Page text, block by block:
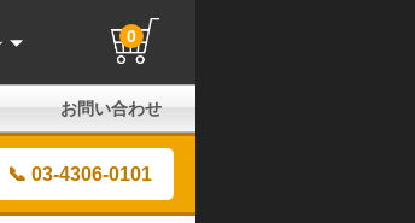
0
お問い合わせ
📞 03-4306-0101